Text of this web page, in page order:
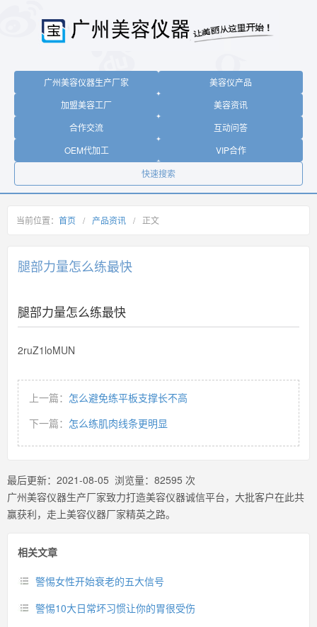
广州美容仪器生产厂家
美容仪产品
加盟美容工厂
美容资讯
合作交流
互动问答
OEM代加工
VIP合作
快速搜索
当前位置： 首页 / 产品资讯 / 正文
腿部力量怎么练最快
腿部力量怎么练最快
2ruZ1loMUN
上一篇： 怎么避免练平板支撑长不高
下一篇： 怎么练肌肉线条更明显
最后更新： 2021-08-05 浏览量： 82595 次
广州美容仪器生产厂家致力打造美容仪器诚信平台，大批客户在此共
赢获利，走上美容仪器厂家精英之路。
相关文章
警惕女性开始衰老的五大信号
警惕10大日常坏习惯让你的胃很受伤